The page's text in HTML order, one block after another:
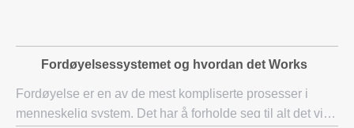
Fordøyelsessystemet og hvordan det Works
Fordøyelse er en av de mest kompliserte prosesser i
menneskelig system. Det har å forholde seg til alt det vi